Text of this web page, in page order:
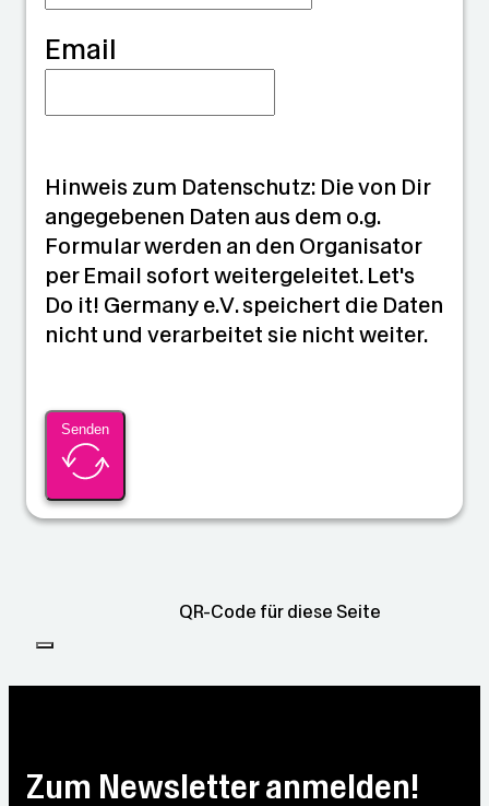
Email
Hinweis zum Datenschutz: Die von Dir
angegebenen Daten aus dem o.g.
Formular werden an den Organisator
per Email sofort weitergeleitet. Let's
Do it! Germany e.V. speichert die Daten
nicht und verarbeitet sie nicht weiter.
Senden
QR-Code für diese Seite
Zum Newsletter anmelden!